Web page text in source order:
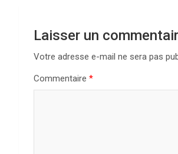
Laisser un
Votre adresse e-mail ne sera pas
Commentaire *